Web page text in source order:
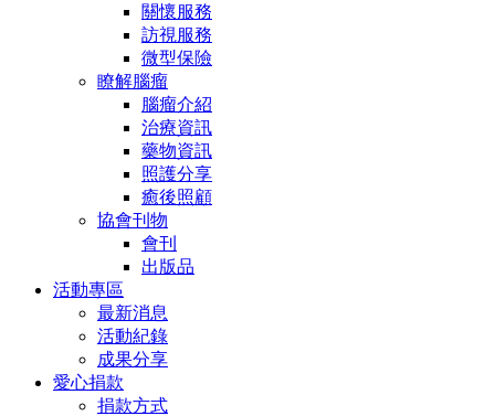
關懷服務
訪視服務
微型保險
瞭解腦瘤
腦瘤介紹
治療資訊
藥物資訊
照護分享
癒後照顧
協會刊物
會刊
出版品
活動專區
最新消息
活動紀錄
成果分享
愛心捐款
捐款方式